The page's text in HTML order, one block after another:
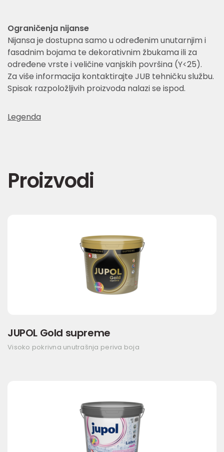
Ograničenja nijanse
Nijansa je dostupna samo u određenim unutarnjim i
fasadnim bojama te dekorativnim žbukama ili za
određene vrste i veličine vanjskih površina (Y<25).
Za više informacija kontaktirajte JUB tehničku službu.
Spisak razpoložljivih proizvoda nalazi se ispod.
Legenda
Proizvodi
JUPOL Gold supreme
Visoko pokrivna unutrašnja periva boja